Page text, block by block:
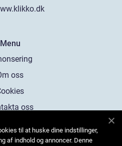
Menu
oss
oss
til at huske dine indstillinger,
af indhold og annoncer. Denne